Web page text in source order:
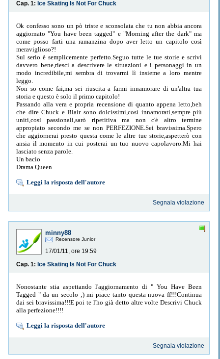
Cap. 1: Ice Skating Is Not For Chuck
Ok confesso sono un pò triste e sconsolata che tu non abbia ancora
aggiornato "You have been tagged" e "Morning after the dark" ma
come posso farti una ramanzina dopo aver letto un capitolo così
meraviglioso?!
Sul serio è semplicemente perfetto.Seguo tutte le tue storie e scrivi
davvero bene,riesci a descrivere le situazioni e i personaggi in un
modo incredibile,mi sembra di trovarmi lì insieme a loro mentre
leggo.
Non so come fai,ma sei riuscita a farmi innamorare di un'altra tua
storia e questo è solo il primo capitolo!
Passando alla vera e propria recensione di quanto appena letto,beh
che dire Chuck e Blair sono dolcissimi,così innamorati,sempre più
uniti,così passionali,sarò ripetitiva ma non c'è altro termine
appropiato secondo me se non PERFEZIONE.Sei bravissima.Spero
che aggiornerai presto questa come le altre tue storie,aspetterò con
ansia il momento in cui posterai un tuo nuovo capolavoro.Mi hai
lasciato senza parole.
Un bacio
Drama Queen
Leggi la risposta dell'autore
Segnala violazione
minny88
Recensore Junior
17/01/11, ore 19:59
Cap. 1: Ice Skating Is Not For Chuck
Nonostante stia aspettando l'aggiornamento di " You Have Been
Tagged " da un secolo ;) mi piace tanto questa nuova ff!!!Continua
dai sei bravissima!!!E poi te l'ho già detto altre volte Descrivi Chuck
alla perfezione!!!!
Leggi la risposta dell'autore
Segnala violazione